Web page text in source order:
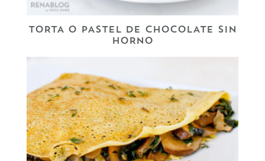
TORTA O PASTEL DE CHOCOLATE SIN
HORNO